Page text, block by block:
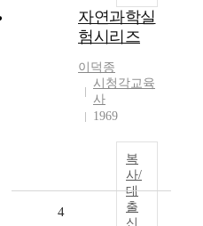
자연과학실
험시리즈
이덕종
시청각교육
사
1969
복
사/
대
출
신
4